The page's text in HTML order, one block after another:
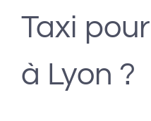
Taxi
à Lyon ?